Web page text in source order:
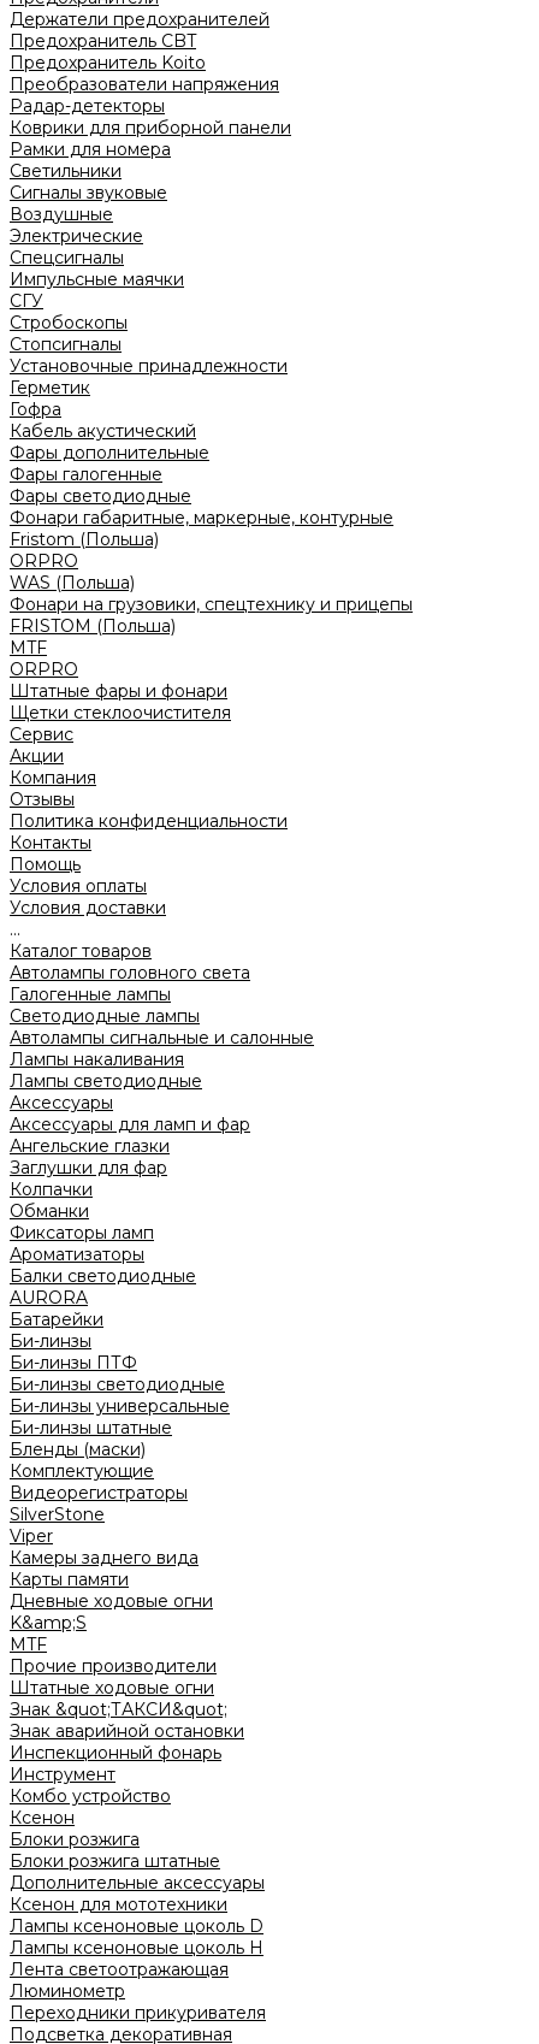
Держатели предохранителей
Предохранитель CBT
Предохранитель Koito
Преобразователи напряжения
Радар-детекторы
Коврики для приборной панели
Рамки для номера
Светильники
Сигналы звуковые
Воздушные
Электрические
Спецсигналы
Импульсные маячки
СГУ
Стробоскопы
Стопсигналы
Установочные принадлежности
Герметик
Гофра
Кабель акустический
Фары дополнительные
Фары галогенные
Фары светодиодные
Фонари габаритные, маркерные, контурные
Fristom (Польша)
ORPRO
WAS (Польша)
Фонари на грузовики, спецтехнику и прицепы
FRISTOM (Польша)
MTF
ORPRO
Штатные фары и фонари
Щетки стеклоочистителя
Сервис
Акции
Компания
Отзывы
Политика конфиденциальности
Контакты
Помощь
Условия оплаты
Условия доставки
...
Каталог товаров
Автолампы головного света
Галогенные лампы
Светодиодные лампы
Автолампы сигнальные и салонные
Лампы накаливания
Лампы светодиодные
Аксессуары
Аксессуары для ламп и фар
Ангельские глазки
Заглушки для фар
Колпачки
Обманки
Фиксаторы ламп
Ароматизаторы
Балки светодиодные
AURORA
Батарейки
Би-линзы
Би-линзы ПТФ
Би-линзы светодиодные
Би-линзы универсальные
Би-линзы штатные
Бленды (маски)
Комплектующие
Видеорегистраторы
SilverStone
Viper
Камеры заднего вида
Карты памяти
Дневные ходовые огни
K&amp;S
MTF
Прочие производители
Штатные ходовые огни
Знак &quot;ТАКСИ&quot;
Знак аварийной остановки
Инспекционный фонарь
Инструмент
Комбо устройство
Ксенон
Блоки розжига
Блоки розжига штатные
Дополнительные аксессуары
Ксенон для мототехники
Лампы ксеноновые цоколь D
Лампы ксеноновые цоколь H
Лента светоотражающая
Люминометр
Переходники прикуривателя
Подсветка декоративная